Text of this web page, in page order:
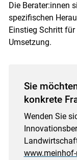
Die Berater:innen
spezifischen
Einstieg Schritt für
Umsetzung.
Sie
konkrete
Wenden Sie